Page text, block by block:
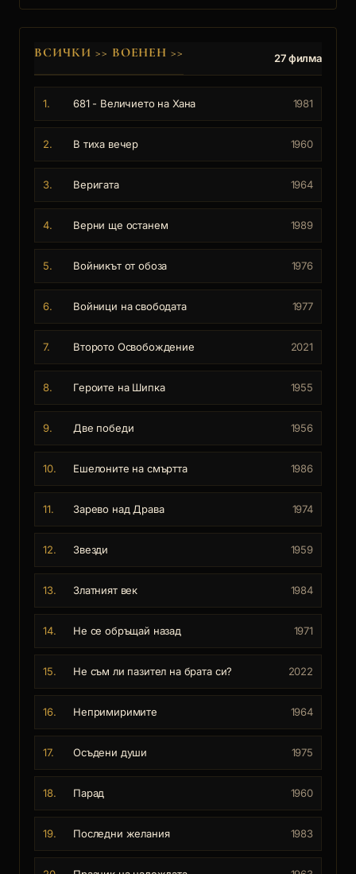
ВСИЧКИ >> ВОЕНЕН >> 27 филма
1. 681 - Величието на Хана 1981
2. В тиха вечер 1960
3. Веригата 1964
4. Верни ще останем 1989
5. Войникът от обоза 1976
6. Войници на свободата 1977
7. Второто Освобождение 2021
8. Героите на Шипка 1955
9. Две победи 1956
10. Ешелоните на смъртта 1986
11. Зарево над Драва 1974
12. Звезди 1959
13. Златният век 1984
14. Не се обръщай назад 1971
15. Не съм ли пазител на брата си? 2022
16. Непримиримите 1964
17. Осъдени души 1975
18. Парад 1960
19. Последни желания 1983